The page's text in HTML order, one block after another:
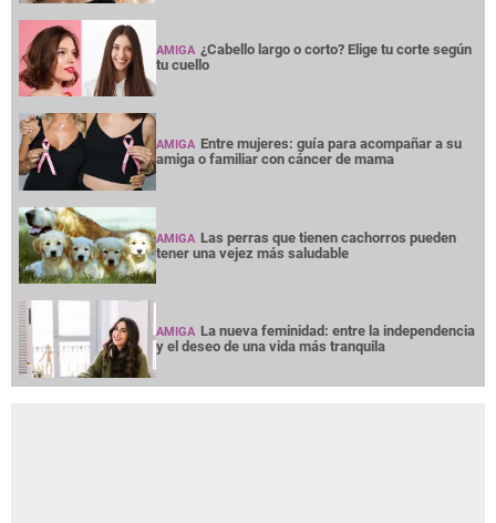
AMIGA ¿Cabello largo o corto? Elige tu corte según
tu cuello
AMIGA Entre mujeres: guía para acompañar a su
amiga o familiar con cáncer de mama
AMIGA Las perras que tienen cachorros pueden
tener una vejez más saludable
AMIGA La nueva feminidad: entre la independencia
y el deseo de una vida más tranquila